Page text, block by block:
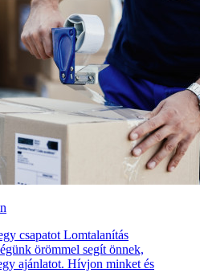
csapatot Lomtalanítás
örömmel segít önnek,
ajánlatot. Hívjon minket és